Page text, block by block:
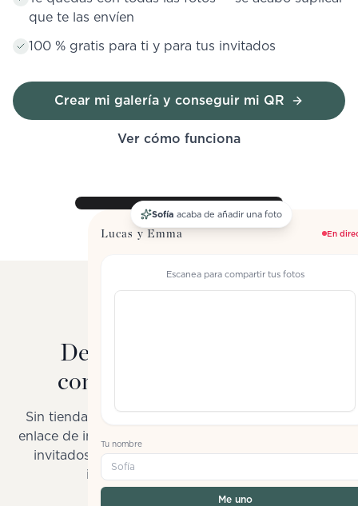
que te las envíen
100 % gratis para ti y para tus invitados
Crear mi galería y conseguir mi QR
Ver cómo funciona
Lucas y Emma En
Escanea para compartir tus fotos
Tu nombre
Sofía
Me uno
Sofía acaba de añadir una foto
Del escaneo al recuerdo
compartido en segundos
Sin tienda de apps, sin formulario de registro, sin
enlace de invitación a WhatsApp. Un escaneo y tus
invitados ya están participando — en el mismo
instante en que hacen la foto.